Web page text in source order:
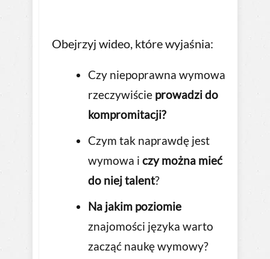
Obejrzyj wideo, które wyjaśnia:
Czy niepoprawna wymowa
rzeczywiście prowadzi do
kompromitacji?
Czym tak naprawdę jest
wymowa i czy można mieć
do niej talent?
Na jakim poziomie
znajomości języka warto
zacząć naukę wymowy?